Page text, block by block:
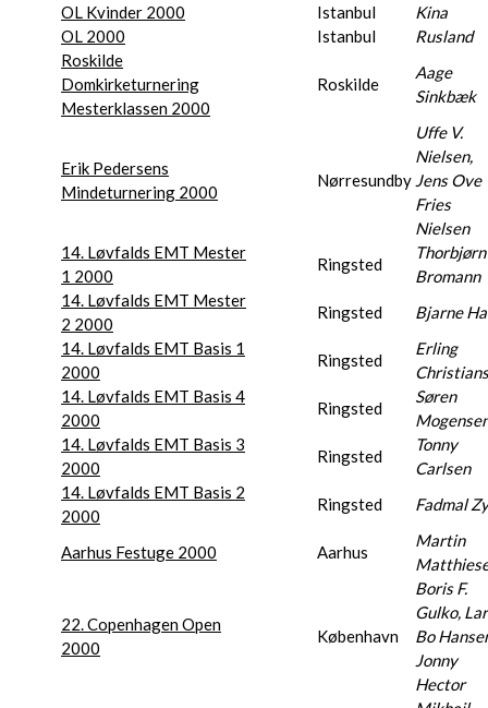
OL Kvinder 2000
Istanbul
Kina
OL 2000
Istanbul
Rusland
Roskilde
Domkirketurnering
Mesterklassen 2000
Roskilde
Aage
Sinkbæk
Erik Pedersens
Mindeturnering 2000
Nørresundby
Uffe V.
Nielsen,
Jens Ove
Fries
Nielsen
14. Løvfalds EMT Mester
1 2000
Ringsted
Thorbjørn
Bromann
14. Løvfalds EMT Mester
2 2000
Ringsted
Bjarne
14. Løvfalds EMT Basis 1
2000
Ringsted
Erling
14. Løvfalds EMT Basis 4
2000
Ringsted
Søren
14. Løvfalds EMT Basis 3
2000
Ringsted
Tonny
Carlsen
14. Løvfalds EMT Basis 2
2000
Ringsted Fadmal
Aarhus Festuge 2000 Aarhus
Martin
22. Copenhagen Open
2000
København
Boris F.
Gulko,
Bo
Jonny
Hector